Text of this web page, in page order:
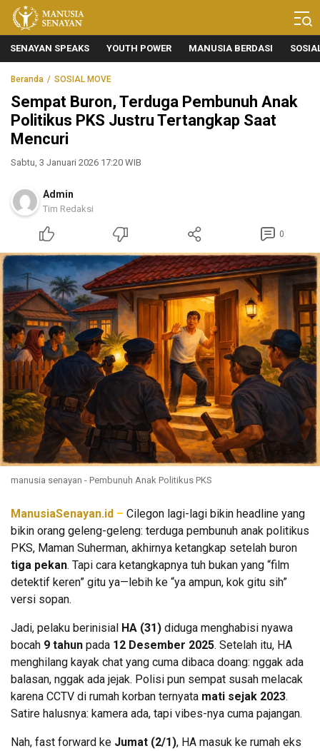
Manusia Senayan
Manusia Bicara, Senayan Bersuara
SENAYAN SPEAKS YOUTH POWER MANUSIA BERDASI
Beranda SOSIAL MOVE
Sempat Buron, Terduga Pembunuh Anak
Politikus PKS Justru Tertangkap Saat
Mencuri
Sabtu, 3 Januari 2026 17:20 WIB
Admin
Tim Redaksi
0
manusia senayan - Pembunuh Anak Politikus PKS
ManusiaSenayan.id – Cilegon lagi-lagi bikin headline yang
bikin orang geleng-geleng: terduga pembunuh anak politikus
PKS, Maman Suherman, akhirnya ketangkap setelah buron
tiga pekan. Tapi cara ketangkapnya tuh bukan yang “film
detektif keren” gitu ya—lebih ke “ya ampun, kok gitu sih”
versi sopan.
Jadi, pelaku berinisial HA (31) diduga menghabisi nyawa
bocah 9 tahun pada 12 Desember 2025. Setelah itu, HA
menghilang kayak chat yang cuma dibaca doang: nggak ada
balasan, nggak ada jejak. Polisi pun sempat susah melacak
karena CCTV di rumah korban ternyata mati sejak 2023.
Satire halusnya: kamera ada, tapi vibes-nya cuma pajangan.
Nah, fast forward ke Jumat (2/1), HA masuk ke rumah eks